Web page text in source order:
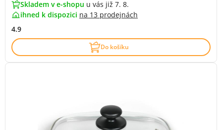
Skladem v e-shopu u vás již 7. 8.
ihned k dispozici na 13 prodejnách
4.9
Do košíku